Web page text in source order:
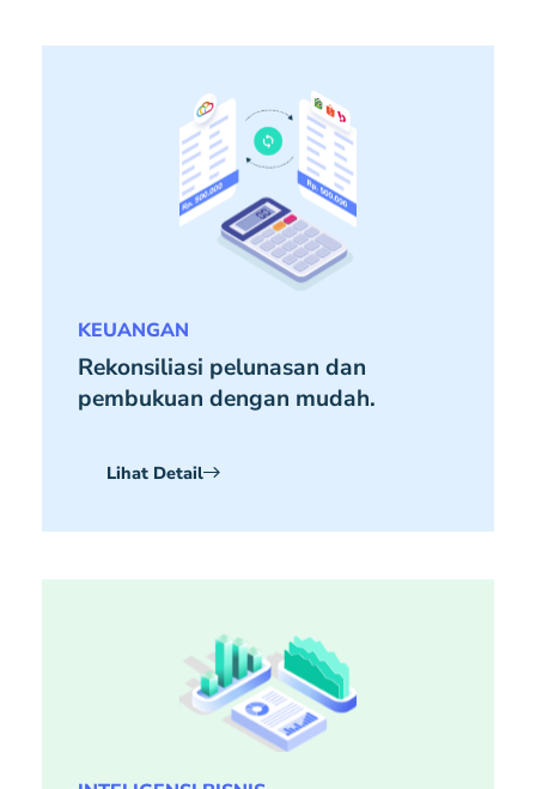
KEUANGAN
Rekonsiliasi pelunasan dan
pembukuan dengan mudah.
Lihat Detail